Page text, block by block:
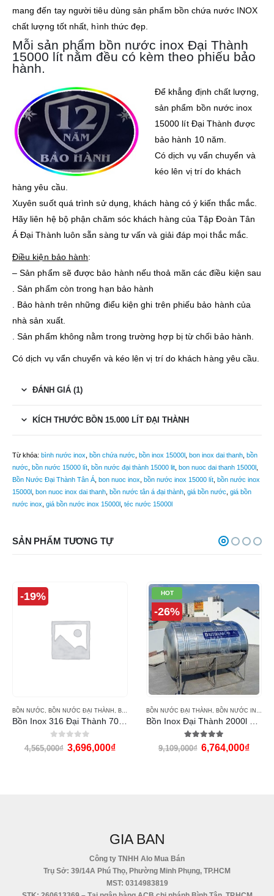
mang đến tay người tiêu dùng sản phẩm bồn chứa nước INOX
chất lượng tốt nhất, hình thức đẹp.
Mỗi sản phẩm bồn nước inox Đại Thành
15000 lít nằm đều có kèm theo phiếu bảo
hành.
Để khẳng định chất lượng,
sản phẩm bồn nước inox
15000 lít Đại Thành được
bảo hành 10 năm.
Có dịch vụ vẩn chuyển và
kéo lên vị trí do khách
hàng yêu cầu.
Xuyên suốt quá trình sử dụng, khách hàng có ý kiến thắc mắc.
Hãy liên hệ bộ phận chăm sóc khách hàng của Tập Đoàn Tân
Á Đại Thành luôn sẵn sàng tư vấn và giải đáp mọi thắc mắc.
Điều kiện bảo hành:
– Sản phẩm sẽ được bảo hành nếu thoả mãn các điều kiện sau
. Sản phẩm còn trong hạn bảo hành
. Bảo hành trên những điểu kiện ghi trên phiếu bảo hành của
nhà sản xuất.
. Sản phẩm không nằm trong trường hợp bị từ chối bảo hành.
Có dịch vụ vẩn chuyển và kéo lên vị trí do khách hàng yêu cầu.
ĐÁNH GIÁ (1)
KÍCH THƯỚC BỒN 15.000 LÍT ĐẠI THÀNH
Từ khóa: bình nước inox bồn chứa nước bồn inox 15000l bon inox dai thanh bồn
nước bồn nước 15000 lít bồn nước đại thành 15000 lit bon nuoc dai thanh 15000l
Bồn Nước Đại Thành Tân Á bon nuoc inox bồn nước inox 15000 lít bồn nước inox
15000l bon nuoc inox dai thanh bồn nước tân á đại thành giá bồn nước giá bồn
nước inox giá bồn nước inox 15000l téc nước 15000l
SẢN PHẨM TƯƠNG TỰ
-19%
BỒN NƯỚC BỒN NƯỚC ĐẠI THÀNH BỒN NƯỚC INOX ĐẠI THÀNH
0out of 5
4,565,000₫ 3,696,000₫
HOT
-26%
BỒN NƯỚC ĐẠI THÀNH BỒN NƯỚC INOX ĐẠI THÀNH
5.00 out of 5
9,109,000₫ 6,764,000₫
GIA BAN
Công ty TNHH Alo Mua Bán
Trụ Sở: 39/14A Phú Thọ, Phường Minh Phụng, TP.HCM
MST: 0314983819